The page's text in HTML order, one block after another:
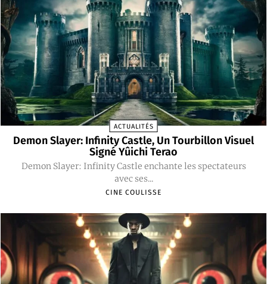
ACTUALITÉS
Demon Slayer: Infinity Castle, Un Tourbillon Visuel
Signé Yûichi Terao
Demon Slayer: Infinity Castle enchante les spectateurs
avec ses...
CINE COULISSE